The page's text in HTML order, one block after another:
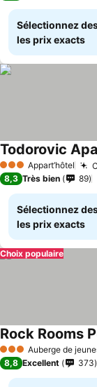
Sélectionnez
les prix exacts
3 ÉtoilesAppart’hôtel
Todorovic
8,3 Très bien 89
Sélectionnez
les prix exacts
Choix populaire
3 ÉtoilesAuberge de
Rock Rooms
8,8 Excellent 373